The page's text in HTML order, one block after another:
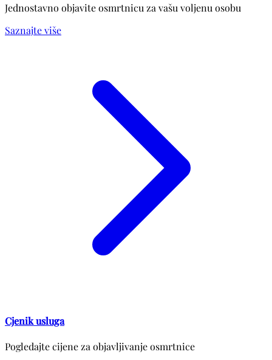
Jednostavno objavite osmrtnicu za vašu voljenu osobu
Saznajte više
Cjenik usluga
Pogledajte cijene za objavljivanje osmrtnice